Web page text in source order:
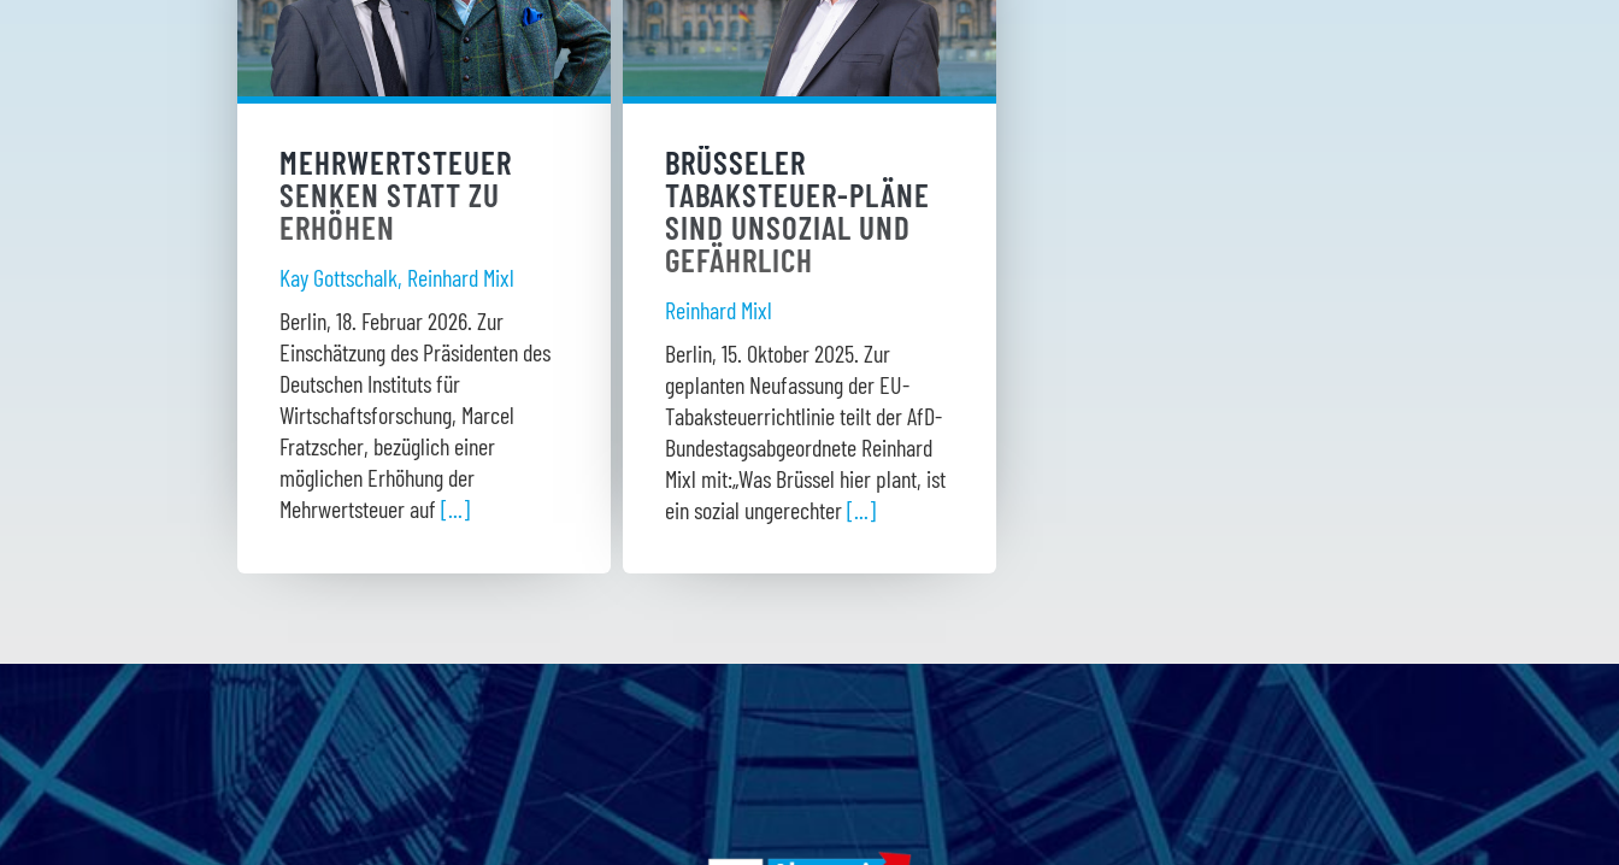
MEHRWERTSTEUER
SENKEN STATT ZU
ERHÖHEN
Kay Gottschalk, Reinhard Mixl
Berlin, 18. Februar 2026. Zur
Einschätzung des Präsidenten des
Deutschen Instituts für
Wirtschaftsforschung, Marcel
Fratzscher, bezüglich einer
möglichen Erhöhung der
Mehrwertsteuer auf [...]
BRÜSSELER
TABAKSTEUER-PLÄNE
SIND UNSOZIAL UND
GEFÄHRLICH
Reinhard Mixl
Berlin, 15. Oktober 2025. Zur
geplanten Neufassung der EU-
Tabaksteuerrichtlinie teilt der AfD-
Bundestagsabgeordnete Reinhard
Mixl mit:„Was Brüssel hier plant, ist
ein sozial ungerechter[...]